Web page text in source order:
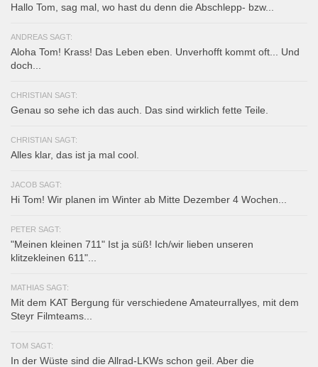
Hallo Tom, sag mal, wo hast du denn die Abschlepp- bzw...
ANDREAS SAGT:
Aloha Tom! Krass! Das Leben eben. Unverhofft kommt oft... Und
doch...
CHRISTIAN SAGT:
Genau so sehe ich das auch. Das sind wirklich fette Teile.
CHRISTIAN SAGT:
Alles klar, das ist ja mal cool.
JACOB SAGT:
Hi Tom! Wir planen im Winter ab Mitte Dezember 4 Wochen...
PETER SAGT:
"Meinen kleinen 711" Ist ja süß! Ich/wir lieben unseren
klitzekleinen 611"...
MATHIAS SAGT:
Mit dem KAT Bergung für verschiedene Amateurrallyes, mit dem
Steyr Filmteams...
TOM SAGT:
In der Wüste sind die Allrad-LKWs schon geil. Aber die